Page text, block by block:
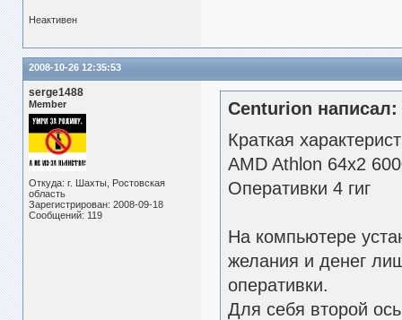
Неактивен
2008-10-26 12:35:53
serge1488
Member
Откуда: г. Шахты, Ростовская
область
Зарегистрирован: 2008-09-18
Сообщений: 119
Centurion написал:
Краткая
AMD Athlon 64x2
Оперативки 4 гиг
На компьютере
желания и денег
оперативки.
Для себя второй